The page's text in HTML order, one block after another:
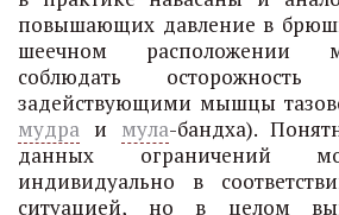
повышающих давление в
шеечном расположении
соблюдать
задействующими мышцы
мудра и мула-бандха).
данных ограничений
индивидуально в
ситуацией, но в целом